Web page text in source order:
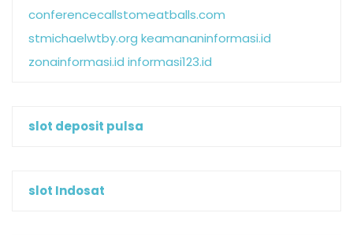
conferencecallstomeatballs.com
stmichaelwtby.org keamananinformasi.id
zonainformasi.id informasi123.id
slot deposit pulsa
slot Indosat